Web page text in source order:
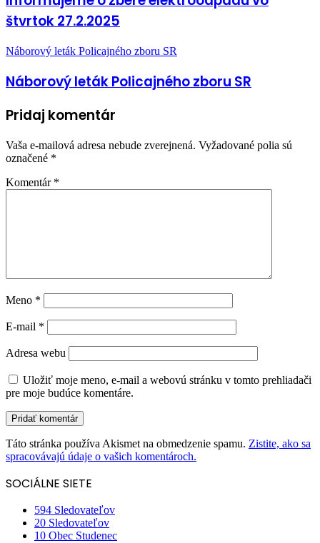
štvrtok 27.2.2025
Náborový leták Policajného zboru SR
Náborový leták Policajného zboru SR
Pridaj komentár
Vaša e-mailová adresa nebude zverejnená. Vyžadované polia sú
označené *
Komentár *
Meno *
E-mail *
Adresa webu
Uložiť moje meno, e-mail a webovú stránku v tomto prehliadači
pre moje budúce komentáre.
Táto stránka používa Akismet na obmedzenie spamu. Zistite, ako sa
spracovávajú údaje o vašich komentároch.
SOCIÁLNE SIETE
594 Sledovateľov
20 Sledovateľov
10 Obec Studenec